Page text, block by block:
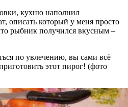
кухню наполнил
описать который у меня просто
рыбник получился вкусным –
по увлечению, вы сами всё
этот пирог! (фото